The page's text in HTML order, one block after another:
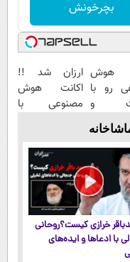
بچرخونش
هوش
رو با
و
بگیر !!
ارزان شد !!
اکانت هوش
مصنوعی با
خرازی کیست؟روحانی
با ادعاها و ایده‌های